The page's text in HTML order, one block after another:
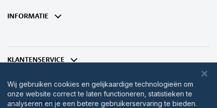
nieuwsbrief
INFORMATIE
KLANTENSERVICE
MIJN ACCOUNT
Wij gebruiken cookies en gelijkaardige technologieën om
onze website correct te laten functioneren, statistieken te
analyseren en je een betere gebruikerservaring te bieden.